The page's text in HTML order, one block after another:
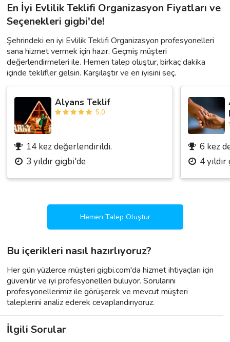
En İyi Evlilik Teklifi Organizasyon Fiyatları ve
Seçenekleri gigbi'de!
Şehrindeki en iyi Evlilik Teklifi Organizasyon profesyonelleri
sana hizmet vermek için hazır. Geçmiş müşteri
değerlendirmeleri ile. Hemen talep oluştur, birkaç dakika
içinde teklifler gelsin. Karşılaştır ve en iyisini seç.
Alyans Teklif
5.0
14 kez değerlendirildi.
3 yıldır gigbi'de
6 kez
4
Hemen Talep Oluştur
Bu içerikleri nasıl hazırlıyoruz?
Her gün yüzlerce müşteri gigbi.com'da hizmet ihtiyaçları için
güvenilir ve iyi profesyonelleri buluyor. Sorularını
profesyonellerimiz ile görüşerek ve mevcut müşteri
taleplerini analiz ederek cevaplandırıyoruz.
İlgili Sorular